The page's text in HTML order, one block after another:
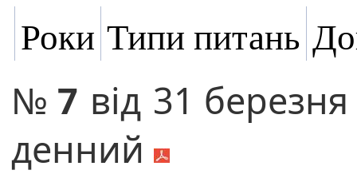
Роки Типи питань
№ 7 від 31
денний